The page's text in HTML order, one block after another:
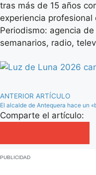
tras más de 15 años
experiencia
Periodismo: agencia
semanarios, radio,
ANTERIOR ARTÍCULO
Comparte el artículo:
PUBLICIDAD